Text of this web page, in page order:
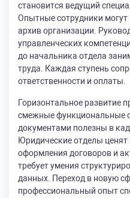
становится ведущий
Опытные сотрудники
архив организации.
управленческих
до начальника отдела
труда. Каждая ступень
ответственности и оплаты.
Горизонтальное развитие
смежные функциональные
документами полезны в
Юридические отделы ценят
оформления договоров и
требует умения
данных. Переход в новую
профессиональный опыт